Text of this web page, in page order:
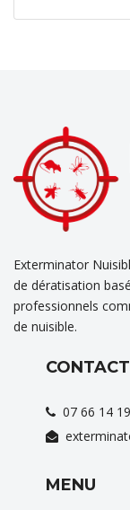
Exterminator
de dératisation
professionnels
de nuisible.
CONTACT
07 66 14
MENU